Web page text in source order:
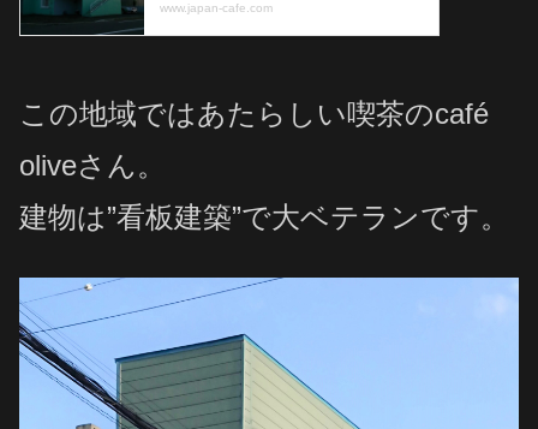
この地域ではあたらしい喫茶のcafé
oliveさん。
建物は”看板建築”で大ベテランです。